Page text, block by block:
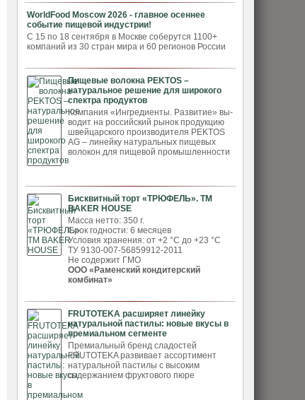
WorldFood Moscow 2026 - главное осеннее
событие пищевой индустрии!
С 15 по 18 сентября в Москве соберутся 1100+
компаний из 30 стран мира и 60 регионов России
Пищевые волокна PEKTOS –
натуральное решение для широкого
спектра продуктов
Компания «Ингредиенты. Развитие» вы­
водит на российский рынок продукцию
швей­царского производителя PEKTOS
AG – ли­нейку натуральных пищевых
волокон для пи­щевой промышленности
Бисквитный торт «ТРЮФЕЛЬ». ТМ
BAKER HOUSE
Масса нетто: 350 г.
Срок годности: 6 месяцев
Условия хранения: от +2 °С до +23 °С
ТУ 9130-007-56859912-2011
Не содержит ГМО
ООО «Раменский кондитерский
комбинат»
FRUTOTEKA расширяет линейку
натуральной пастилы: новые вкусы в
премиальном сегменте
Премиальный бренд сладостей
FRUTOTEKA развивает ассортимент
натуральной пастилы с высоким
содержанием фруктового пюре